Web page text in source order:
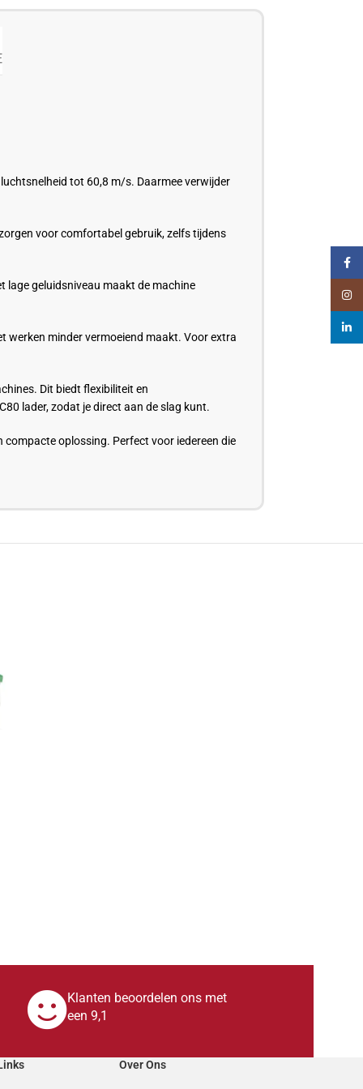
tot 60,8 m/s. Daarmee verwijder
voor comfortabel gebruik, zelfs tijdens
lage geluidsniveau maakt de machine
werken minder vermoeiend maakt. Voor extra
Dit biedt flexibiliteit en
lader, zodat je direct aan de slag kunt.
oplossing. Perfect voor iedereen die
Klanten beoordelen ons met
een 9,1
Over Ons